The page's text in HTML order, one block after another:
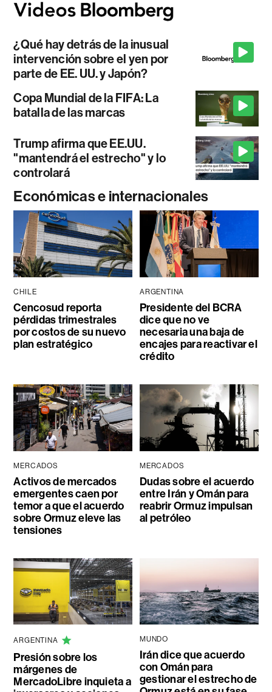
¿Qué hay detrás de la inusual
intervención sobre el yen por
parte de EE. UU. y Japón?
Copa Mundial de la FIFA: La
batalla de las marcas
Trump afirma que EE.UU.
"mantendrá el estrecho" y lo
controlará
Económicas e internacionales
CHILE
Cencosud reporta
pérdidas trimestrales
por costos de su nuevo
plan estratégico
ARGENTINA
Presidente del BCRA
dice que no ve
necesaria una baja de
encajes para reactivar el
crédito
MERCADOS
Activos de mercados
emergentes caen por
temor a que el acuerdo
sobre Ormuz eleve las
tensiones
MERCADOS
Dudas sobre el acuerdo
entre Irán y Omán para
reabrir Ormuz impulsan
al petróleo
ARGENTINA
Presión sobre los
márgenes de
MercadoLibre inquieta a
MUNDO
Irán dice que acuerdo
con Omán para
gestionar el estrecho de